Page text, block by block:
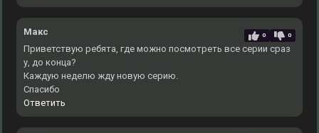
Макс 0 0
Приветствую ребята, где можно посмотреть все серии сраз
у, до конца?
Каждую неделю жду новую серию.
Спасибо
Ответить